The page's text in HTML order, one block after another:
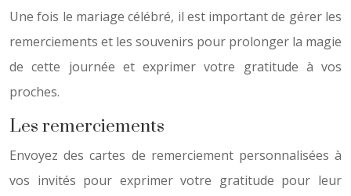
Une fois le mariage célébré, il est important de gérer les
remerciements et les souvenirs pour prolonger la magie
de cette journée et exprimer votre gratitude à vos
proches.
Les remerciements
Envoyez des cartes de remerciement personnalisées à
vos invités pour exprimer votre gratitude pour leur